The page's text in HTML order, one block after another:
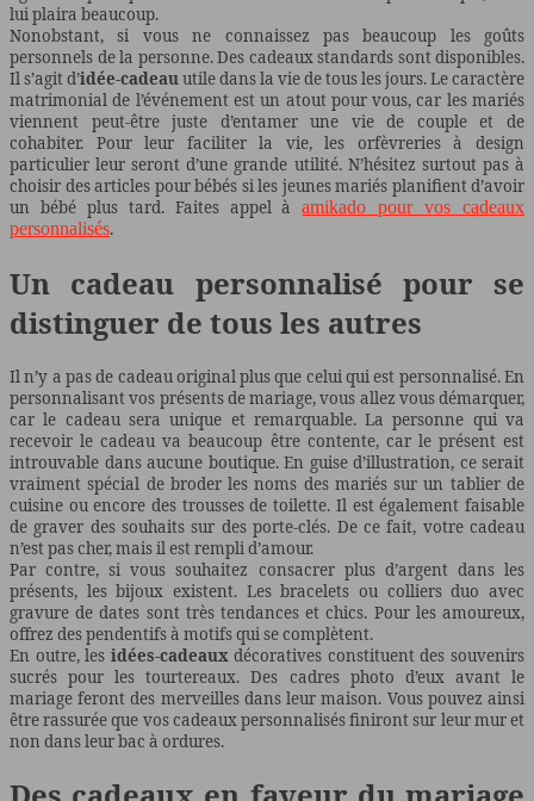
lui plaira beaucoup.
Nonobstant, si vous ne connaissez pas beaucoup les goûts
personnels de la personne. Des cadeaux standards sont disponibles.
Il s’agit d’idée-cadeauutile dans la vie de tous les jours. Le caractère
matrimonial de l’événement est un atout pour vous, car les mariés
viennent peut-être juste d’entamer une vie de couple et de
cohabiter. Pour leur faciliter la vie, les orfèvreries à design
particulier leur seront d’une grande utilité. N’hésitez surtout pas à
choisir des articles pour bébés si les jeunes mariés planifient d’avoir
un bébé plus tard. Faites appel àamikado pour vos cadeaux
personnalisés.
Un cadeau personnalisé pour se
distinguer de tous les autres
Il n’y a pas de cadeau original plus que celui qui est personnalisé. En
personnalisant vos présents de mariage, vous allez vous démarquer,
car le cadeau sera unique et remarquable. La personne qui va
recevoir le cadeau va beaucoup être contente, car le présent est
introuvable dans aucune boutique. En guise d’illustration, ce serait
vraiment spécial de broder les noms des mariés sur un tablier de
cuisine ou encore des trousses de toilette. Il est également faisable
de graver des souhaits sur des porte-clés. De ce fait, votre cadeau
n’est pas cher, mais il est rempli d’amour.
Par contre, si vous souhaitez consacrer plus d’argent dans les
présents, les bijoux existent. Les bracelets ou colliers duo avec
gravure de dates sont très tendances et chics. Pour les amoureux,
offrez des pendentifs à motifs qui se complètent.
En outre, les idées-cadeaux décoratives constituent des souvenirs
sucrés pour les tourtereaux. Des cadres photo d’eux avant le
mariage feront des merveilles dans leur maison. Vous pouvez ainsi
être rassurée que vos cadeaux personnalisés finiront sur leur mur et
non dans leur bac à ordures.